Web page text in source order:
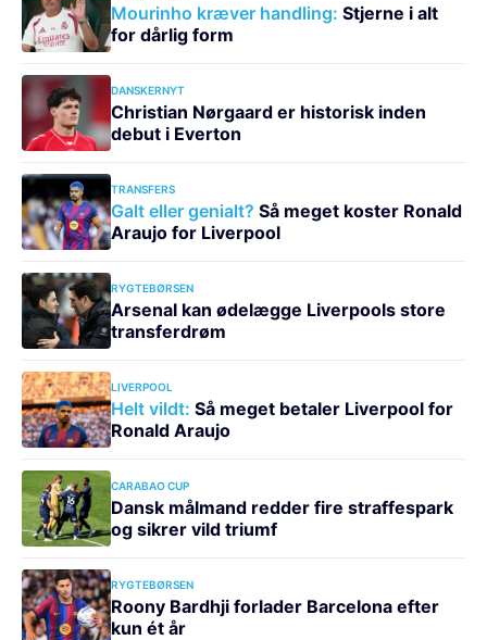
Mourinho kræver handling: Stjerne i alt
for dårlig form
DANSKERNYT
Christian Nørgaard er historisk inden
debut i Everton
TRANSFERS
Galt eller genialt? Så meget koster Ronald
Araujo for Liverpool
RYGTEBØRSEN
Arsenal kan ødelægge Liverpools store
transferdrøm
LIVERPOOL
Helt vildt: Så meget betaler Liverpool for
Ronald Araujo
CARABAO CUP
Dansk målmand redder fire straffespark
og sikrer vild triumf
RYGTEBØRSEN
Roony Bardhji forlader Barcelona efter
kun ét år